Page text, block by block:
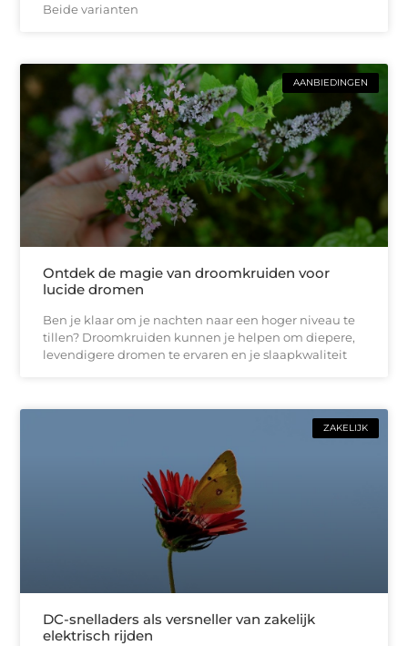
Beide varianten
AANBIEDINGEN
Ontdek de magie van droomkruiden voor
lucide dromen
Ben je klaar om je nachten naar een hoger niveau te
tillen? Droomkruiden kunnen je helpen om diepere,
levendigere dromen te ervaren en je slaapkwaliteit
ZAKELIJK
DC-snelladers als versneller van zakelijk
elektrisch rijden